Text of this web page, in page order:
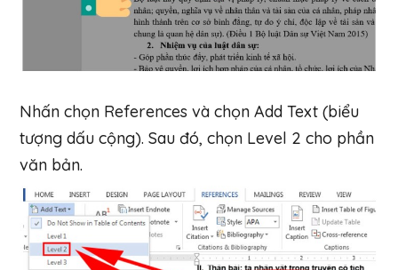
Nhấn chọn References và chọn Add Text (biểu
tượng dấu cộng). Sau đó, chọn Level 2 cho phần
văn bản.